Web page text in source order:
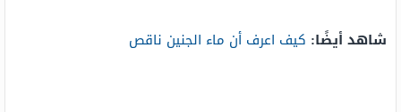
شاهد أيضًا: كيف اعرف أن ماء الجنين ناقص